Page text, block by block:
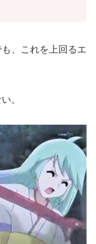
、これを上回るエ
。